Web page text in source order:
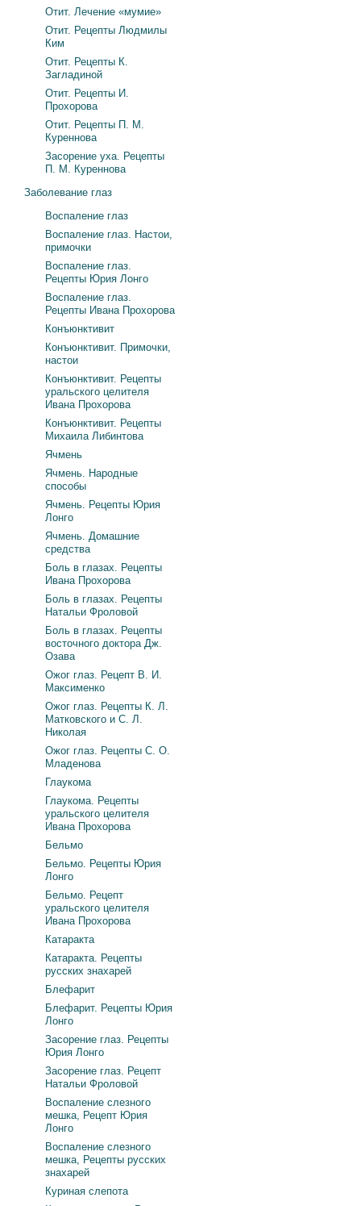
Отит. Лечение «мумие»
Отит. Рецепты Людмилы
Ким
Отит. Рецепты К.
Загладиной
Отит. Рецепты И.
Прохорова
Отит. Рецепты П. М.
Куреннова
Засорение уха. Рецепты
П. М. Куреннова
Заболевание глаз
Воспаление глаз
Воспаление глаз. Настои,
примочки
Воспаление глаз.
Рецепты Юрия Лонго
Воспаление глаз.
Рецепты Ивана Прохорова
Конъюнктивит
Конъюнктивит. Примочки,
настои
Конъюнктивит. Рецепты
уральского целителя
Ивана Прохорова
Конъюнктивит. Рецепты
Михаила Либинтова
Ячмень
Ячмень. Народные
способы
Ячмень. Рецепты Юрия
Лонго
Ячмень. Домашние
средства
Боль в глазах. Рецепты
Ивана Прохорова
Боль в глазах. Рецепты
Натальи Фроловой
Боль в глазах. Рецепты
восточного доктора Дж.
Озава
Ожог глаз. Рецепт В. И.
Максименко
Ожог глаз. Рецепты К. Л.
Матковского и С. Л.
Николая
Ожог глаз. Рецепты С. О.
Младенова
Глаукома
Глаукома. Рецепты
уральского целителя
Ивана Прохорова
Бельмо
Бельмо. Рецепты Юрия
Лонго
Бельмо. Рецепт
уральского целителя
Ивана Прохорова
Катаракта
Катаракта. Рецепты
русских знахарей
Блефарит
Блефарит. Рецепты Юрия
Лонго
Засорение глаз. Рецепты
Юрия Лонго
Засорение глаз. Рецепт
Натальи Фроловой
Воспаление слезного
мешка, Рецепт Юрия
Лонго
Воспаление слезного
мешка, Рецепты русских
знахарей
Куриная слепота